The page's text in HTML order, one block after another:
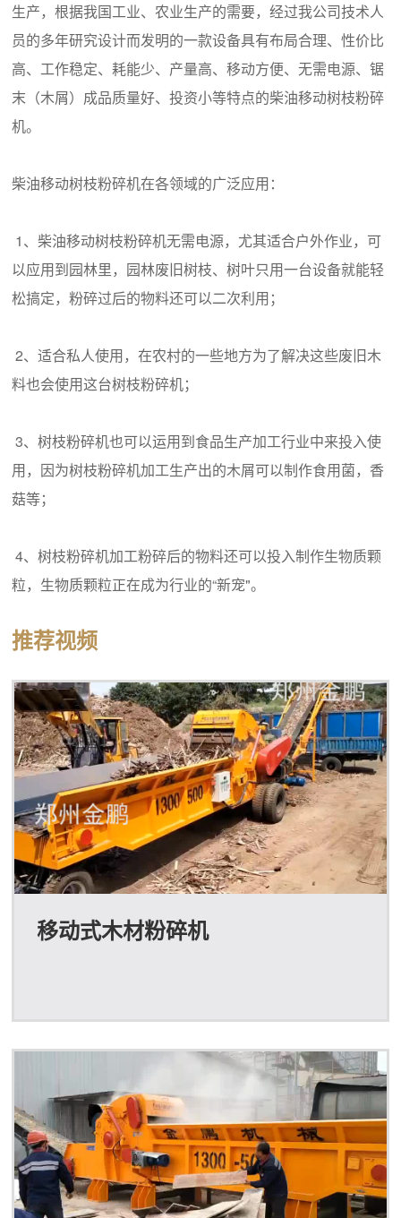
生产，根据我国工业、农业生产的需要，经过我公司技术人
员的多年研究设计而发明的一款设备具有布局合理、性价比
高、工作稳定、耗能少、产量高、移动方便、无需电源、锯
末（木屑）成品质量好、投资小等特点的柴油移动树枝粉碎
机。
柴油移动树枝粉碎机在各领域的广泛应用：
1、柴油移动树枝粉碎机无需电源，尤其适合户外作业，可
以应用到园林里，园林废旧树枝、树叶只用一台设备就能轻
松搞定，粉碎过后的物料还可以二次利用；
2、适合私人使用，在农村的一些地方为了解决这些废旧木
料也会使用这台树枝粉碎机；
3、树枝粉碎机也可以运用到食品生产加工行业中来投入使
用，因为树枝粉碎机加工生产出的木屑可以制作食用菌，香
菇等；
4、树枝粉碎机加工粉碎后的物料还可以投入制作生物质颗
粒，生物质颗粒正在成为行业的“新宠"。
推荐视频
移动式木材粉碎机